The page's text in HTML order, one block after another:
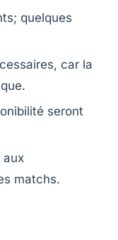
quelques
car la
.
seront
aux
matchs.